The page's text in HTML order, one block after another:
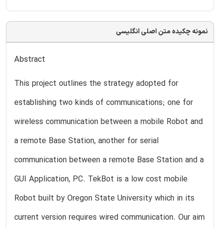
نمونه چکیده متن اصلی انگلیسی
Abstract
This project outlines the strategy adopted for
establishing two kinds of communications; one for
wireless communication between a mobile Robot and
a remote Base Station, another for serial
communication between a remote Base Station and a
GUI Application, PC. TekBot is a low cost mobile
Robot built by Oregon State University which in its
current version requires wired communication. Our aim